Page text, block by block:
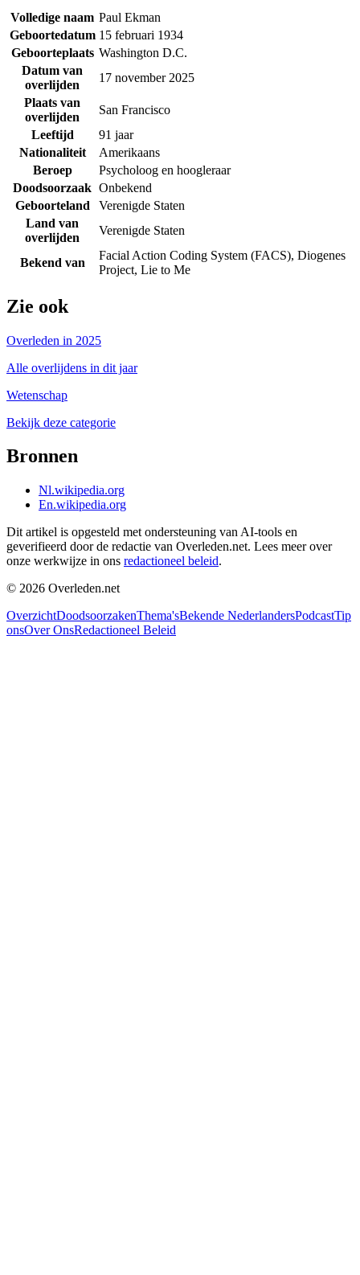
Volledige naam Paul Ekman
Geboortedatum 15 februari 1934
Geboorteplaats Washington D.C.
Datum van
overlijden
17 november 2025
Plaats van
overlijden
San Francisco
Leeftijd
91 jaar
Nationaliteit
Amerikaans
Beroep
Psycholoog en hoogleraar
Doodsoorzaak Onbekend
Geboorteland
Verenigde Staten
Land van
overlijden
Verenigde Staten
Bekend van
Facial Action Coding System (FACS), Diogenes
Project, Lie to Me
Zie ook
Overleden in 2025
Alle overlijdens in dit jaar
Wetenschap
Bekijk deze categorie
Bronnen
Nl.wikipedia.org
En.wikipedia.org
Dit artikel is opgesteld met ondersteuning van AI-tools en
geverifieerd door de redactie van Overleden.net. Lees meer over
onze werkwijze in ons redactioneel beleid.
© 2026 Overleden.net
OverzichtDoodsoorzakenThema'sBekende NederlandersPodcastTip
onsOver OnsRedactioneel Beleid